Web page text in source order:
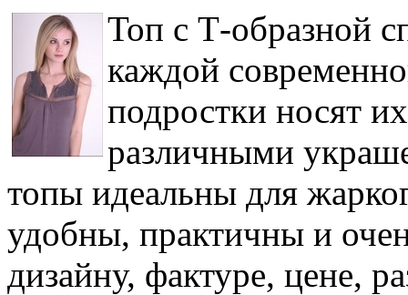
Топ с Т-образной
каждой
подростки носят
различными
топы идеальны для
удобны, практичны и
дизайну, фактуре, цене,